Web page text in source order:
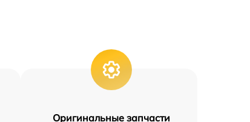
Оригинальные запчасти